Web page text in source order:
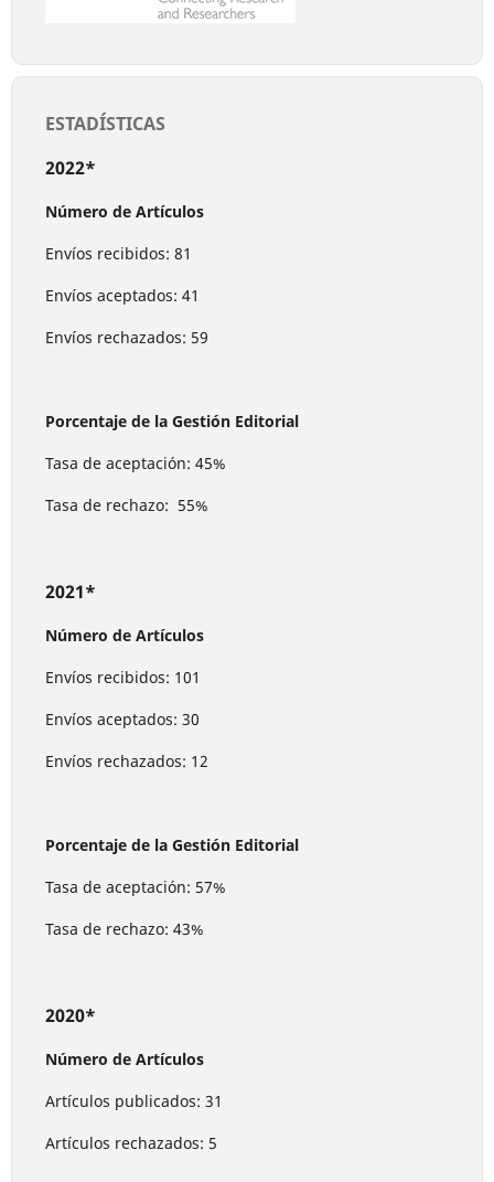
ESTADÍSTICAS
2022*
Número de Artículos
Envíos recibidos: 81
Envíos aceptados: 41
Envíos rechazados: 59
Porcentaje de la Gestión Editorial
Tasa de aceptación: 45%
Tasa de rechazo: 55%
2021*
Número de Artículos
Envíos recibidos: 101
Envíos aceptados: 30
Envíos rechazados: 12
Porcentaje de la Gestión Editorial
Tasa de aceptación: 57%
Tasa de rechazo: 43%
2020*
Número de Artículos
Artículos publicados: 31
Artículos rechazados: 5